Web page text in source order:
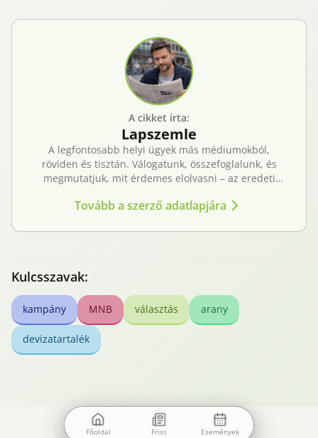
A cikket írta:
Lapszemle
A legfontosabb helyi ügyek más médiumokból,
röviden és tisztán. Válogatunk, összefoglalunk, és
megmutatjuk, mit érdemes elolvasni – az eredeti
Tovább a szerző adatlapjára
Kulcsszavak:
kampány MNB választás arany
devizatartalék
Főoldal Friss Események